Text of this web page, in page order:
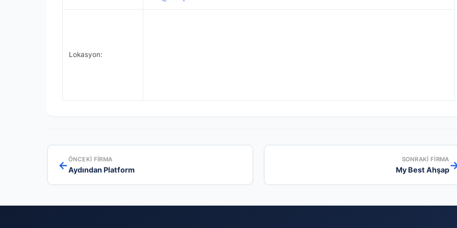
Lokasyon:
←ÖNCEKI FIRMA
Aydından Platform
SONRAKI FIRMA
My Best Ahşap